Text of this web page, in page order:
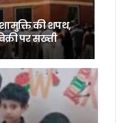
की शपथ,
पर सख्ती